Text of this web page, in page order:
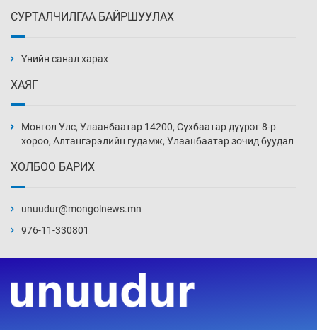
нэмэгджээ
Уржигдар 13 цаг 30 мин
Уржигдар 13 цаг 00 мин
Уржигдар 12 цаг 30 мин
СУРТАЛЧИЛГАА БАЙРШУУЛАХ
Үнийн санал харах
ХАЯГ
Монгол Улс, Улаанбаатар 14200, Сүхбаатар дүүрэг 8-р
хороо, Алтангэрэлийн гудамж, Улаанбаатар зочид буудал
ХОЛБОО БАРИХ
unuudur@mongolnews.mn
976-11-330801